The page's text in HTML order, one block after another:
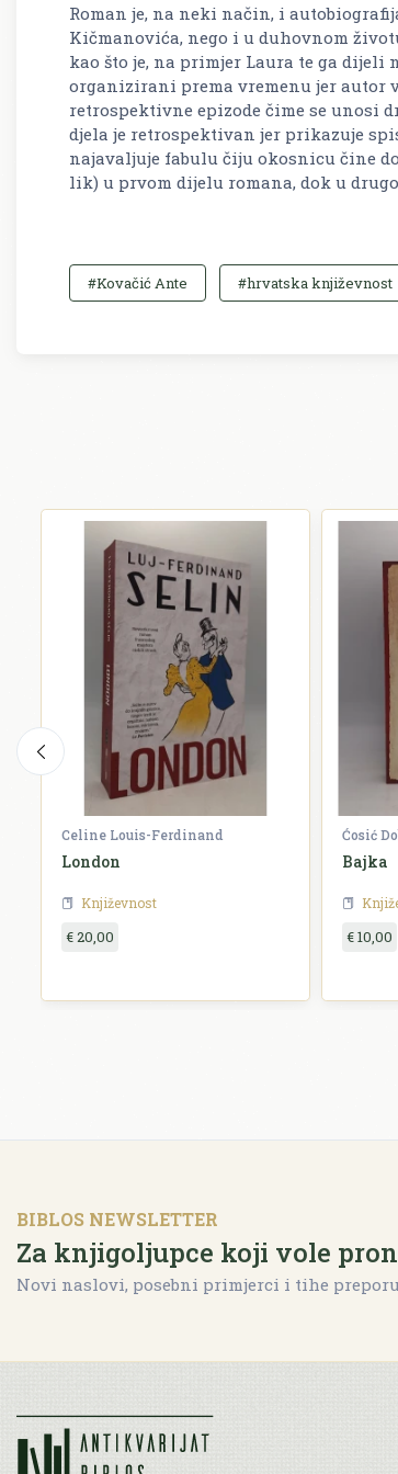
Roman je, na neki način, i
Kičmanovića, nego i u duhovnom
kao što je, na primjer Laura te ga dijeli
organizirani prema vremenu jer
retrospektivne epizode čime se unosi
djela je retrospektivan jer prikazuje
najavaljuje fabulu čiju okosnicu čine
lik) u prvom dijelu romana, dok u
#Kovačić Ante #hrvatska književnost
Celine Louis-Ferdinand
London
Književnost
€ 20,00
Ćosić
Bajka
€ 10,00
BIBLOS NEWSLETTER
Za knjigoljupce koji vole
Novi naslovi, posebni primjerci i tihe